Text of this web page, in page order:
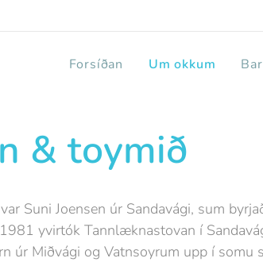
Forsíðan Um okkum
& toymið
Suni Joensen úr Sandavági, sum
yvirtók Tannlæknastovan í
úr Miðvági og Vatnsoyrum upp í somu